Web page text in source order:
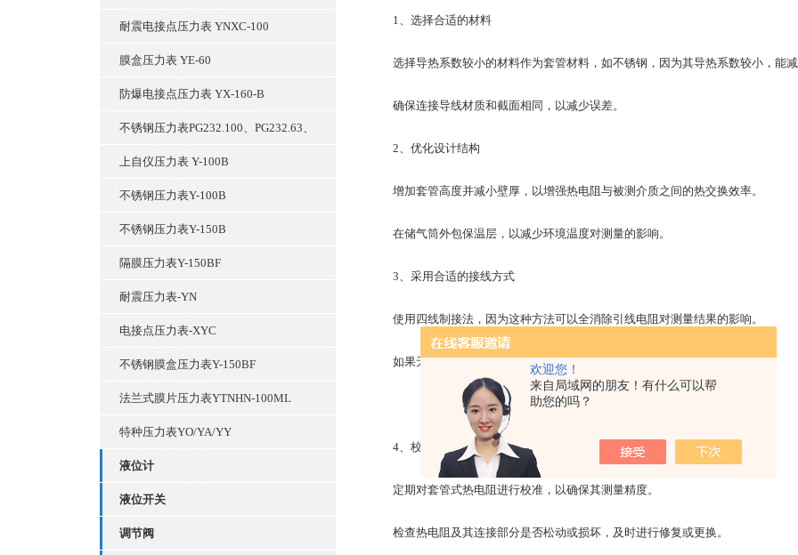
欢迎您！
来自局域网的朋友！有什么可以帮
助您的吗？
耐震电接点压力表 YNXC-100
膜盒压力表 YE-60
防爆电接点压力表 YX-160-B
不锈钢压力表PG232.100、PG232.63、
上自仪压力表 Y-100B
不锈钢压力表Y-100B
不锈钢压力表Y-150B
隔膜压力表Y-150BF
耐震压力表-YN
电接点压力表-XYC
不锈钢膜盒压力表Y-150BF
法兰式膜片压力表YTNHN-100ML
特种压力表YO/YA/YY
液位计
液位开关
调节阀
1、选择合适的材料
选择导热系数较小的材料作为套管材料，如不锈钢，因为其导热系数较小，能
确保连接导线材质和截面相同，以减少误差。
2、优化设计结构
增加套管高度并减小壁厚，以增强热电阻与被测介质之间的热交换效率。
在储气筒外包保温层，以减少环境温度对测量的影响。
3、采用合适的接线方式
使用四线制接法，因为这种方法可以全消除引线电阻对测量结果的影响。
如果无法使用四线制，尽量缩短引线长度，并在可能的情况下使用三线制。
4、校准与维护
定期对套管式热电阻进行校准，以确保其测量精度。
检查热电阻及其连接部分是否松动或损坏，及时进行修复或更换。